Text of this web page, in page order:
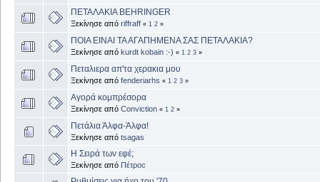
ΠΕΤΑΛΑΚΙΑ BEHRINGER
Ξεκίνησε από riffraff « 1 2 »
ΠΟΙΑ ΕΙΝΑΙ ΤΑ ΑΓΑΠΗΜΕΝΑ ΣΑΣ ΠΕΤΑΛΑΚΙΑ?
Ξεκίνησε από kurdt kobain :-) « 1 2 3 »
Πεταλιερα απ'τα χερακια μου
Ξεκίνησε από fenderiarhs « 1 2 3 »
Αγορά κομπρέσορα
Ξεκίνησε από Conviction « 1 2 »
Πετάλια Άλφα-Άλφα!
Ξεκίνησε από tsagas
Η Σειρά των εφέ;
Ξεκίνησε από Πέτροc